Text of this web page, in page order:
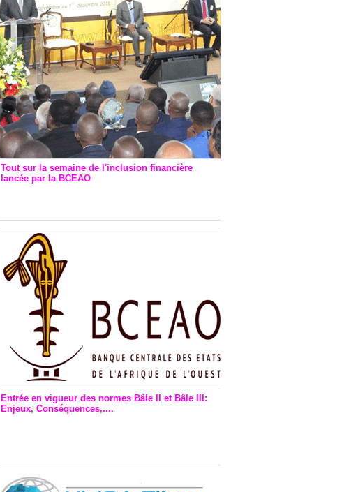
Tout sur la semaine de l'inclusion financière
lancée par la BCEAO
Entrée en vigueur des normes Bâle II et Bâle III:
Enjeux, Conséquences,....